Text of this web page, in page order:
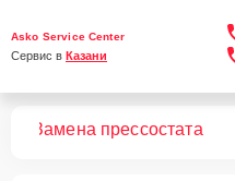
Asko Service Center
Сервис в Казани
Замена прессостата